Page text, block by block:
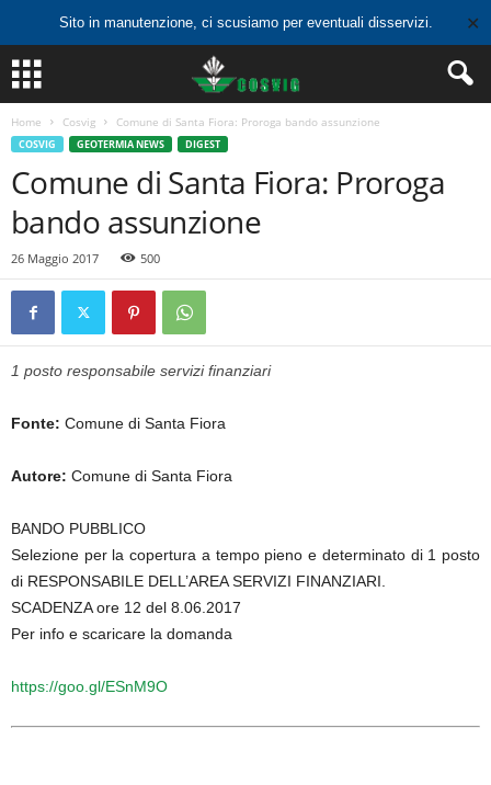
Sito in manutenzione, ci scusiamo per eventuali disservizi. ✕
Home Cosvig Comune di Santa Fiora: Proroga bando assunzione
COSVIG GEOTERMIA NEWS DIGEST
Comune di Santa Fiora: Proroga
bando assunzione
26 Maggio 2017 500
1 posto responsabile servizi finanziari
Fonte: Comune di Santa Fiora
Autore: Comune di Santa Fiora
BANDO PUBBLICO
Selezione per la copertura a tempo pieno e determinato di 1 posto
di RESPONSABILE DELL’AREA SERVIZI FINANZIARI.
SCADENZA ore 12 del 8.06.2017
Per info e scaricare la domanda
https://goo.gl/ESnM9O